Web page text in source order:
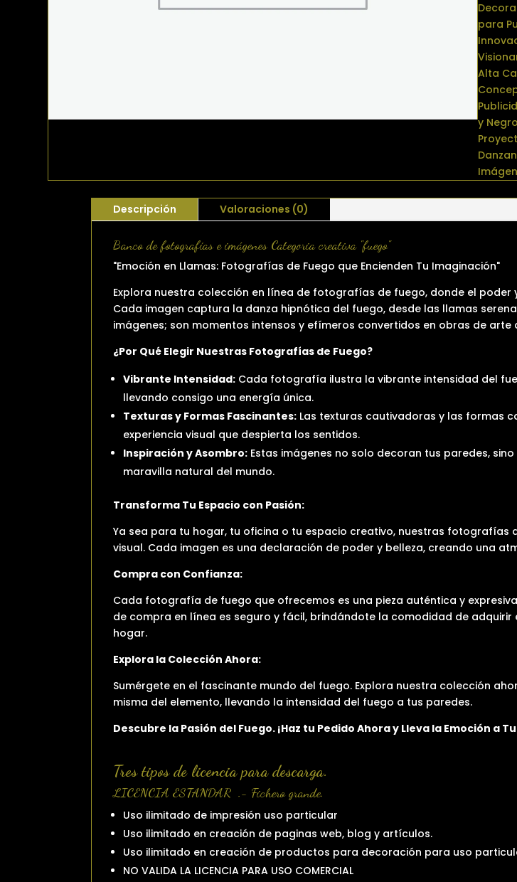
para
Alta
y Negro
Descripción Valoraciones (0)
Banco de fotografías e imágenes Categoria creativa "fuego"
"Emoción en Llamas: Fotografías de Fuego que Encienden Tu Imaginación"
Explora nuestra colección en línea de fotografías de fuego, donde el
Cada imagen captura la danza hipnótica del fuego, desde las llamas
imágenes; son momentos intensos y efímeros convertidos en obras de arte
¿Por Qué Elegir Nuestras Fotografías de Fuego?
Vibrante Intensidad:Cada fotografía ilustra la vibrante intensidad del
llevando consigo una energía única.
Texturas y Formas Fascinantes:Las texturas cautivadoras y las formas
experiencia visual que despierta los sentidos.
Inspiración y Asombro:Estas imágenes no solo decoran tus paredes,
maravilla natural del mundo.
Transforma Tu Espacio con Pasión:
Ya sea para tu hogar, tu oficina o tu espacio creativo, nuestras
visual. Cada imagen es una declaración de poder y belleza, creando una
Compra con Confianza:
Cada fotografía de fuego que ofrecemos es una pieza auténtica y
de compra en línea es seguro y fácil, brindándote la comodidad de
hogar.
Explora la Colección Ahora:
Sumérgete en el fascinante mundo del fuego. Explora nuestra colección
misma del elemento, llevando la intensidad del fuego a tus paredes.
Descubre la Pasión del Fuego. ¡Haz tu Pedido Ahora y Lleva la Emoción a
Tres tipos de licencia para descarga.
LICENCIA ESTANDAR .- Fichero grande.
Uso ilimitado de impresión uso particular
Uso ilimitado en creación de paginas web, blog y artículos.
Uso ilimitado en creación de productos para decoración para uso
NO VALIDA LA LICENCIA PARA USO COMERCIAL